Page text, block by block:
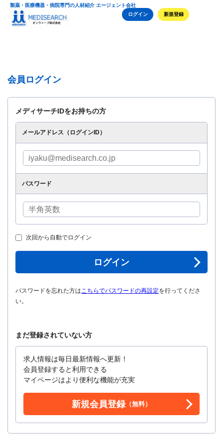
製薬・医療機器・病院専門の人材紹介 エージェント会社
ログイン
新規登録
会員ログイン
メディサーチIDをお持ちの方
メールアドレス（ログインID）
パスワード
次回から自動でログイン
ログイン
パスワードを忘れた方はこちらでパスワードの再設定を行ってくださ
い。
まだ登録されていない方
求人情報は毎日最新情報へ更新！
会員登録すると利用できる
マイページはより便利な機能が充実
新規会員登録（無料）